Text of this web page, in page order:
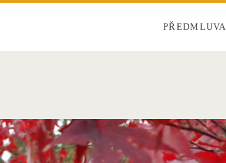
PŘEDMLUVA